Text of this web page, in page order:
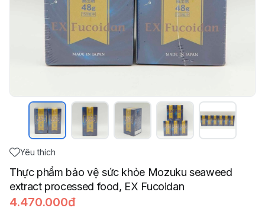
Yêu thích
Thực phẩm bảo vệ sức khỏe Mozuku seaweed
extract processed food, EX Fucoidan
4.470.000đ